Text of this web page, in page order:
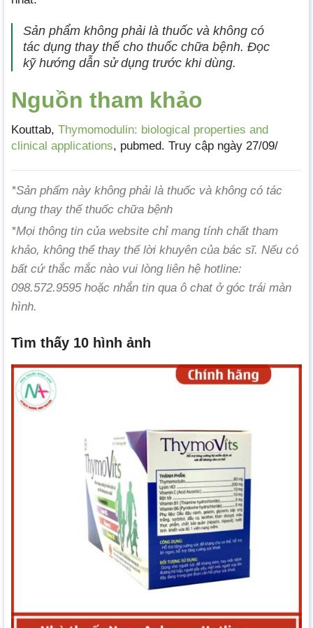
Sản phẩm không phải là thuốc và không có
tác dụng thay thế cho thuốc chữa bệnh. Đọc
kỹ hướng dẫn sử dụng trước khi dùng.
Nguồn tham khảo
Kouttab, Thymomodulin: biological properties and
clinical applications, pubmed. Truy cập ngày 27/09/
*Sản phẩm này không phải là thuốc và không có tác
dụng thay thế thuốc chữa bệnh
*Mọi thông tin của website chỉ mang tính chất tham
khảo, không thể thay thế lời khuyên của bác sĩ. Nếu có
bất cứ thắc mắc nào vui lòng liên hệ hotline:
098.572.9595 hoặc nhắn tin qua ô chat ở góc trái màn
hình.
Tìm thấy 10 hình ảnh